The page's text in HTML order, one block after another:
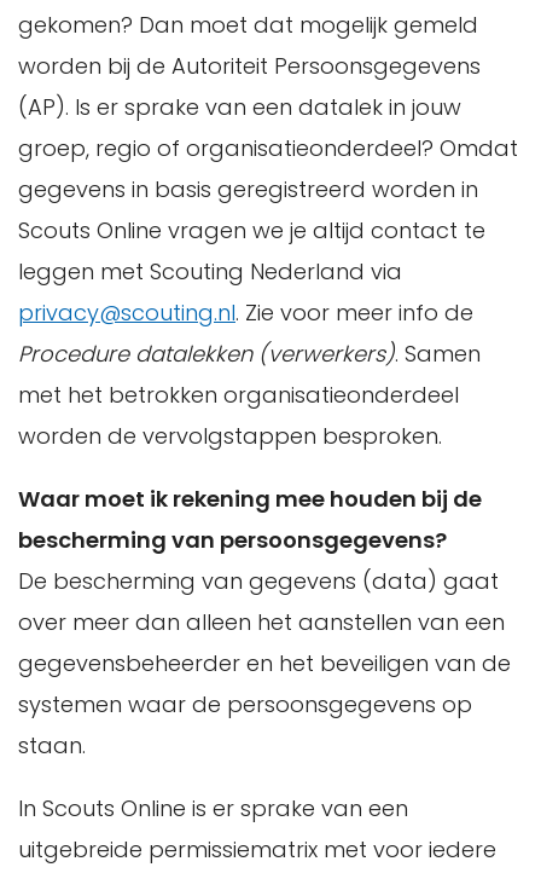
gekomen? Dan moet dat mogelijk gemeld
worden bij de Autoriteit Persoonsgegevens
(AP). Is er sprake van een datalek in jouw
groep, regio of organisatieonderdeel? Omdat
gegevens in basis geregistreerd worden in
Scouts Online vragen we je altijd contact te
leggen met Scouting Nederland via
privacy@scouting.nl. Zie voor meer info de
Procedure datalekken (verwerkers). Samen
met het betrokken organisatieonderdeel
worden de vervolgstappen besproken.
Waar moet ik rekening mee houden bij de
bescherming van persoonsgegevens?
De bescherming van gegevens (data) gaat
over meer dan alleen het aanstellen van een
gegevensbeheerder en het beveiligen van de
systemen waar de persoonsgegevens op
staan.
In Scouts Online is er sprake van een
uitgebreide permissiematrix met voor iedere